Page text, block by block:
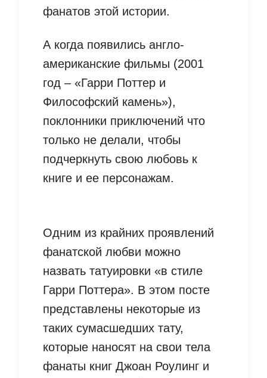
фанатов этой истории.
А когда появились англо-
американские фильмы (2001
год – «Гарри Поттер и
Философский камень»),
поклонники приключений что
только не делали, чтобы
подчеркнуть свою любовь к
книге и ее персонажам.
Одним из крайних проявлений
фанатской любви можно
назвать татуировки «в стиле
Гарри Поттера». В этом посте
представлены некоторые из
таких сумасшедших тату,
которые наносят на свои тела
фанаты книг Джоан Роулинг и